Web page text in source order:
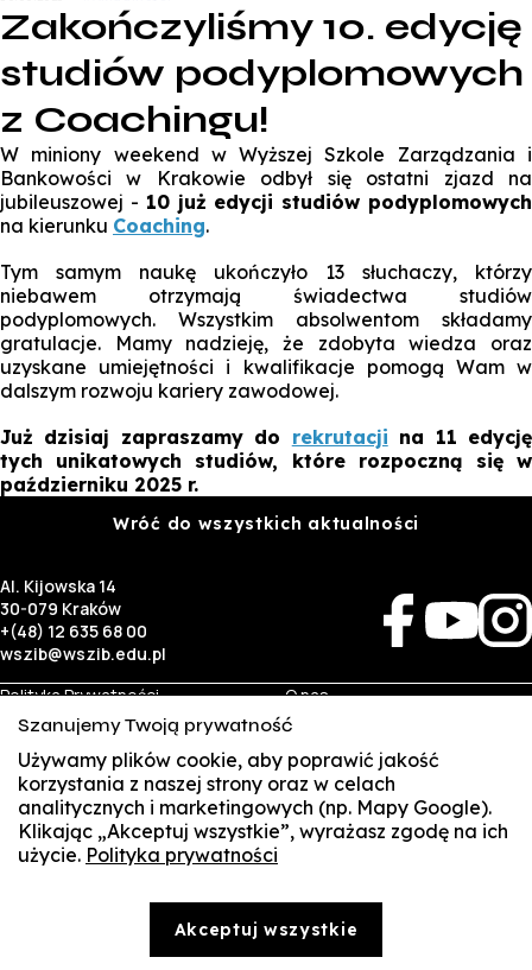
Zakończyliśmy 10. edycję
studiów podyplomowych
z Coachingu!
W miniony weekend w Wyższej Szkole Zarządzania i
Bankowości w Krakowie odbył się ostatni zjazd na
jubileuszowej - 10 już edycji studiów podyplomowych
na kierunku Coaching.
Tym samym naukę ukończyło 13 słuchaczy, którzy
niebawem otrzymają świadectwa studiów
podyplomowych. Wszystkim absolwentom składamy
gratulacje. Mamy nadzieję, że zdobyta wiedza oraz
uzyskane umiejętności i kwalifikacje pomogą Wam w
dalszym rozwoju kariery zawodowej.
Już dzisiaj zapraszamy do rekrutacji na 11 edycję
tych unikatowych studiów, które rozpoczną się w
październiku 2025 r.
Wróć do wszystkich aktualności
Al. Kijowska 14
30-079 Kraków
+(48) 12 635 68 00
wszib@wszib.edu.pl
Polityka Prywatności
RODO
Identyfikacja wizualna
O nas
Rekrutacja
Studia
Kontakt
Biznes
Wynajem sal
Targi pracy
Student
Multis Multum
Treści zawarte na stronie www.wszib.edu.pl oraz jej podstronach stanowią, o ile nie wskazano
Szanujemy Twoją prywatność
Używamy plików cookie, aby poprawić jakość
korzystania z naszej strony oraz w celach
analitycznych i marketingowych (np. Mapy Google).
Klikając „Akceptuj wszystkie”, wyrażasz zgodę na ich
użycie. Polityka prywatności
Akceptuj wszystkie